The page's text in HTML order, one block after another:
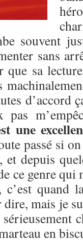
souvent
sans
que sa
d’accord
pas
une
passé si
et depuis
ce genre
quand
dire, mais je
en